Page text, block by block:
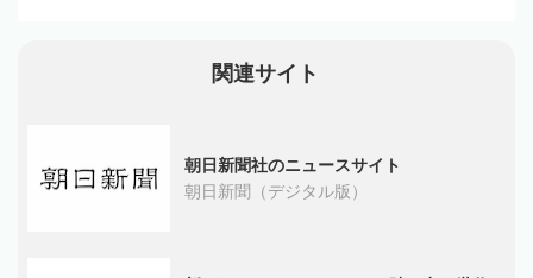
関連サイト
朝日新聞社のニュースサイト
朝日新聞（デジタル版）